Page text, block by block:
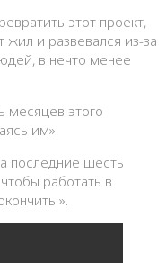
этот проект,
жил и развевался из-за
в нечто менее
месяцев этого
им».
последние шесть
работать в
».